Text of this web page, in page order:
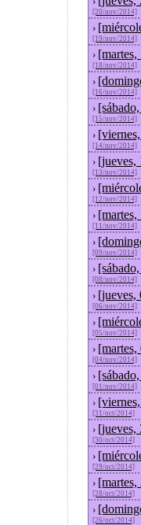
[20/nov/2014]
›
[19/nov/2014]
›
[18/nov/2014]
›
[16/nov/2014]
›
[15/nov/2014]
›
[14/nov/2014]
› [jueves,
[13/nov/2014]
›
[12/nov/2014]
›
[11/nov/2014]
›
[09/nov/2014]
›
[08/nov/2014]
› [jueves,
[06/nov/2014]
›
[05/nov/2014]
›
[04/nov/2014]
›
[01/nov/2014]
›
[31/oct/2014]
› [jueves,
[30/oct/2014]
›
[29/oct/2014]
›
[28/oct/2014]
›
[26/oct/2014]